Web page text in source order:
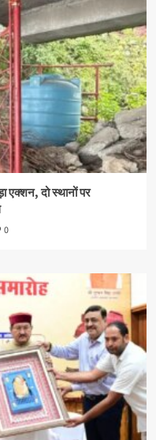
एक्शन, दो स्थानों पर
0